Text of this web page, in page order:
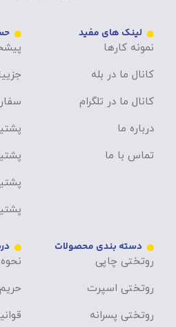
لینک های مفید
نمونه کارها
کانال ما در بله
کانال ما در تلگرام
درباره ما
تماس با ما
دسته بندی محصولات
روتختی چاپی
روتختی اسپرت
روتختی پسرانه